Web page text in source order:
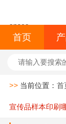
space
首页
>> 当前位置：首
宣传品样本印刷